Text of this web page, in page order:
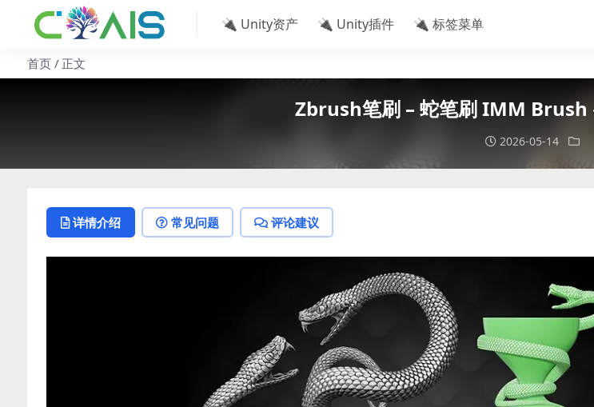
🔌 Unity资产 🔌 Unity插件 🔌 标签菜单
首页 正文
Zbrush笔刷 – 蛇笔刷 IMM
2026-05-14
详情介绍 常见问题 评论建议